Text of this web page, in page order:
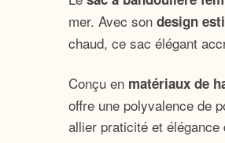
mer. Avec sondesign
chaud, ce sac élégant
Conçu en matériaux de
offre une polyvalence de
allier praticité et